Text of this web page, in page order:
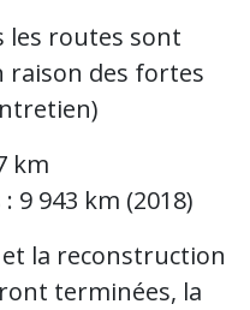
les routes sont
raison des fortes
km
9 943 km (2018)
la reconstruction
terminées, la